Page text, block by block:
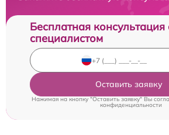
Бесплатная консультация
специалистом
Оставить заявку
Нажимая на кнопку "Оставить заявку" Вы
конфиденциальности